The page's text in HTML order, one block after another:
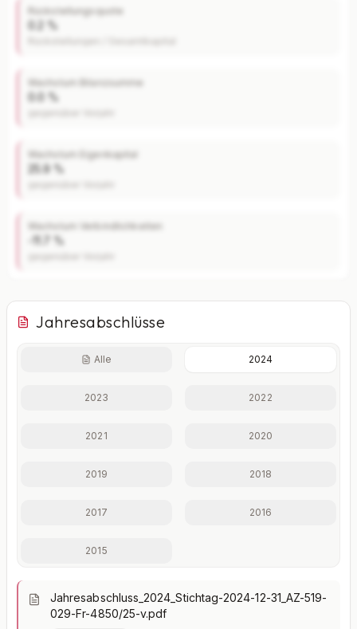
Rückstellungsquote
0.2 %
Wachstum Bilanzsumme
0.0 %
Wachstum Eigenkapital
25.9 %
Wachstum Verbindlichkeiten
-11.7 %
Jahresabschlüsse
Alle 2024
2023 2022
2021 2020
2019 2018
2017 2016
2015
Jahresabschluss_2024_Stichtag-2024-12-31_AZ-519-
029-Fr-4850/25-v.pdf